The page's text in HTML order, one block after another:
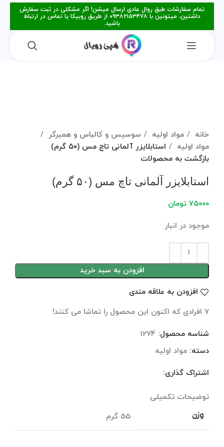
تمام سفارشات طبق روال عادی ارسال میشن! اگر مشکلی در ثبت سفارش
داشتین، میتونین با ۰۹۳۸۲۱۵۳۴۷۸ از طریق روبیکا یا تماس در ارتباط
باشید.
خانه مواد اولیه
سوسیس و کالباس و همبرگر
مواد اولیه
استابلایزر آلمانی تاچ مس (۵۰ گرم)
بازگشت به محصولات
استابلایزر آلمانی تاچ مس (۵۰ گرم)
۷۵۰۰۰ تومان
موجود در انبار
افزودن به سبد خرید
افزودن به علاقه مندی
7 افرادی که اکنون این محصول را تماشا می کنند!
شناسه محصول: 1274
دسته: مواد اولیه
اشتراک گذاری:
توضیحات تکمیلی
وزن
55 گرم